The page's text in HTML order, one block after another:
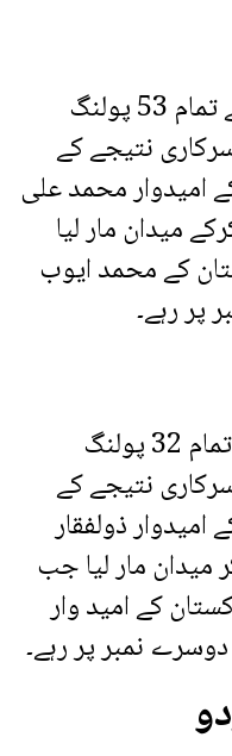
حلقہ جی بی اے 4 نگر ون کے تمام 53 پولنگ
نتیجے کے
امیدوار محمد علی
کرکے میدان مار لیا
کے محمد ایوب
حلقہ جی بی اے 5 نگر 2 کے تمام 32 پولنگ
نتیجے کے
امیدوار ذولفقار
ووٹ لے کر میدان مار لیا جب
کے امید وار